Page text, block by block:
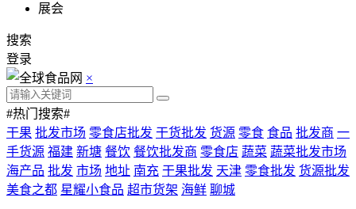
展会
搜索
登录
×
#热门搜索#
干果 批发市场 零食店批发 干货批发 货源 零食 食品 批发商 一
手货源 福建 新塘 餐饮 餐饮批发商 零食店 蔬菜 蔬菜批发市场
海产品 批发 市场 地址 南充 干果批发 天津 零食批发 货源批发
美食之都 星耀小食品 超市货架 海鲜 聊城